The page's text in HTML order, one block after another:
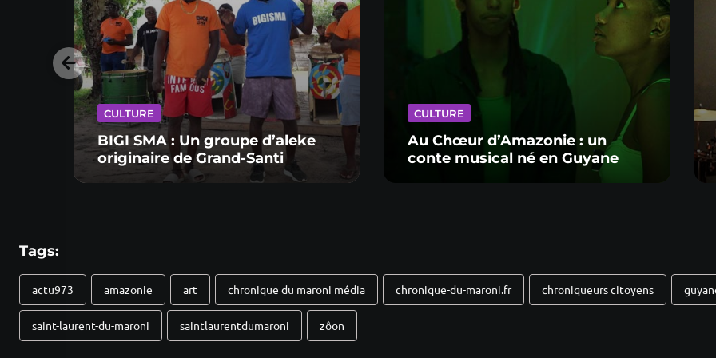
CULTURE
BIGI SMA : Un groupe d’aleke
originaire de Grand-Santi
CULTURE
Au Chœur d’Amazonie : un
conte musical né en Guyane
Tags:
actu973 amazonie art chronique du maroni média chronique-du-maroni.fr chroniqueurs citoyens
saint-laurent-du-maroni saintlaurentdumaroni zôon